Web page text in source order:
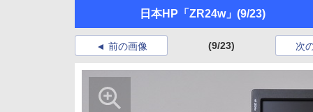
日本HP「ZR24w」 (9/23)
前の画像 (9/23) 次